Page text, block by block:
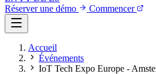
Réserver une démo
Commencer
Accueil
Événements
IoT Tech Expo Europe -